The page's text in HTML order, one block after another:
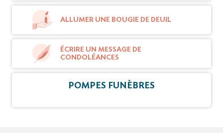
ALLUMER UNE BOUGIE DE DEUIL
ÉCRIRE UN MESSAGE DE
CONDOLÉANCES
POMPES FUNÈBRES